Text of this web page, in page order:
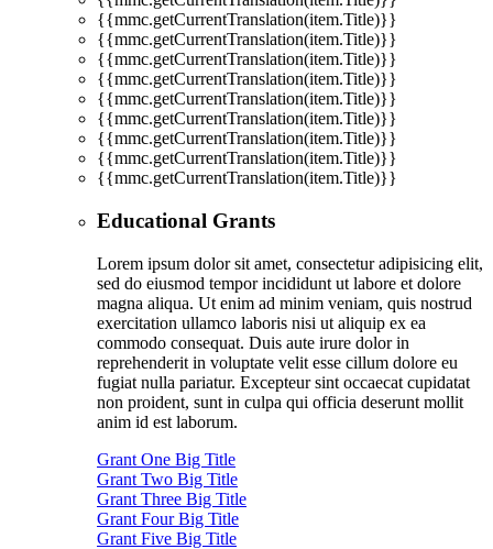
{{mmc.getCurrentTranslation(item.Title)}}
{{mmc.getCurrentTranslation(item.Title)}}
{{mmc.getCurrentTranslation(item.Title)}}
{{mmc.getCurrentTranslation(item.Title)}}
{{mmc.getCurrentTranslation(item.Title)}}
{{mmc.getCurrentTranslation(item.Title)}}
{{mmc.getCurrentTranslation(item.Title)}}
{{mmc.getCurrentTranslation(item.Title)}}
{{mmc.getCurrentTranslation(item.Title)}}
Educational Grants
Lorem ipsum dolor sit amet, consectetur adipisicing elit,
sed do eiusmod tempor incididunt ut labore et dolore
magna aliqua. Ut enim ad minim veniam, quis nostrud
exercitation ullamco laboris nisi ut aliquip ex ea
commodo consequat. Duis aute irure dolor in
reprehenderit in voluptate velit esse cillum dolore eu
fugiat nulla pariatur. Excepteur sint occaecat cupidatat
non proident, sunt in culpa qui officia deserunt mollit
anim id est laborum.
Grant One Big Title
Grant Two Big Title
Grant Three Big Title
Grant Four Big Title
Grant Five Big Title